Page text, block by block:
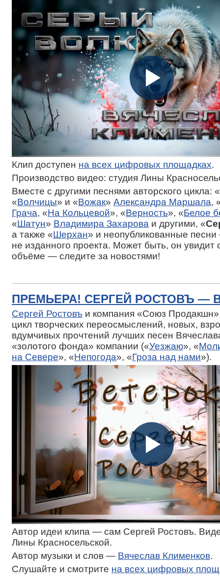
Клип доступен на всех цифровых площадках.
Производство видео: студия Лины
Вместе с другими песнями авторского цикла: «
«Волчицы» и «Вожак» Александра Маршала,
Грача, «На Кольцевой», «Верность», «Белое
«Шатун» Владимира Захарова и другими, «
а также «Шерхан» и неопубликованные
не изданного проекта. Может быть, он увидит
объёме — следите за новостями!
ПРЕМЬЕРА! СЕРГЕЙ РОСТОВЪ —
Сергей Ростовъ и компания «Союз
цикл творческих переосмыслений, новых,
вдумчивых прочтений лучших песен
«золотого фонда» компании («Уезжаю», «
на Севере», «Непогода», «Гроза над нами»).
Автор идеи клипа — сам Сергей Ростовъ.
Лины Красносельской.
Автор музыки и слов — Вячеслав Клименков.
Слушайте и смотрите на всех цифровых